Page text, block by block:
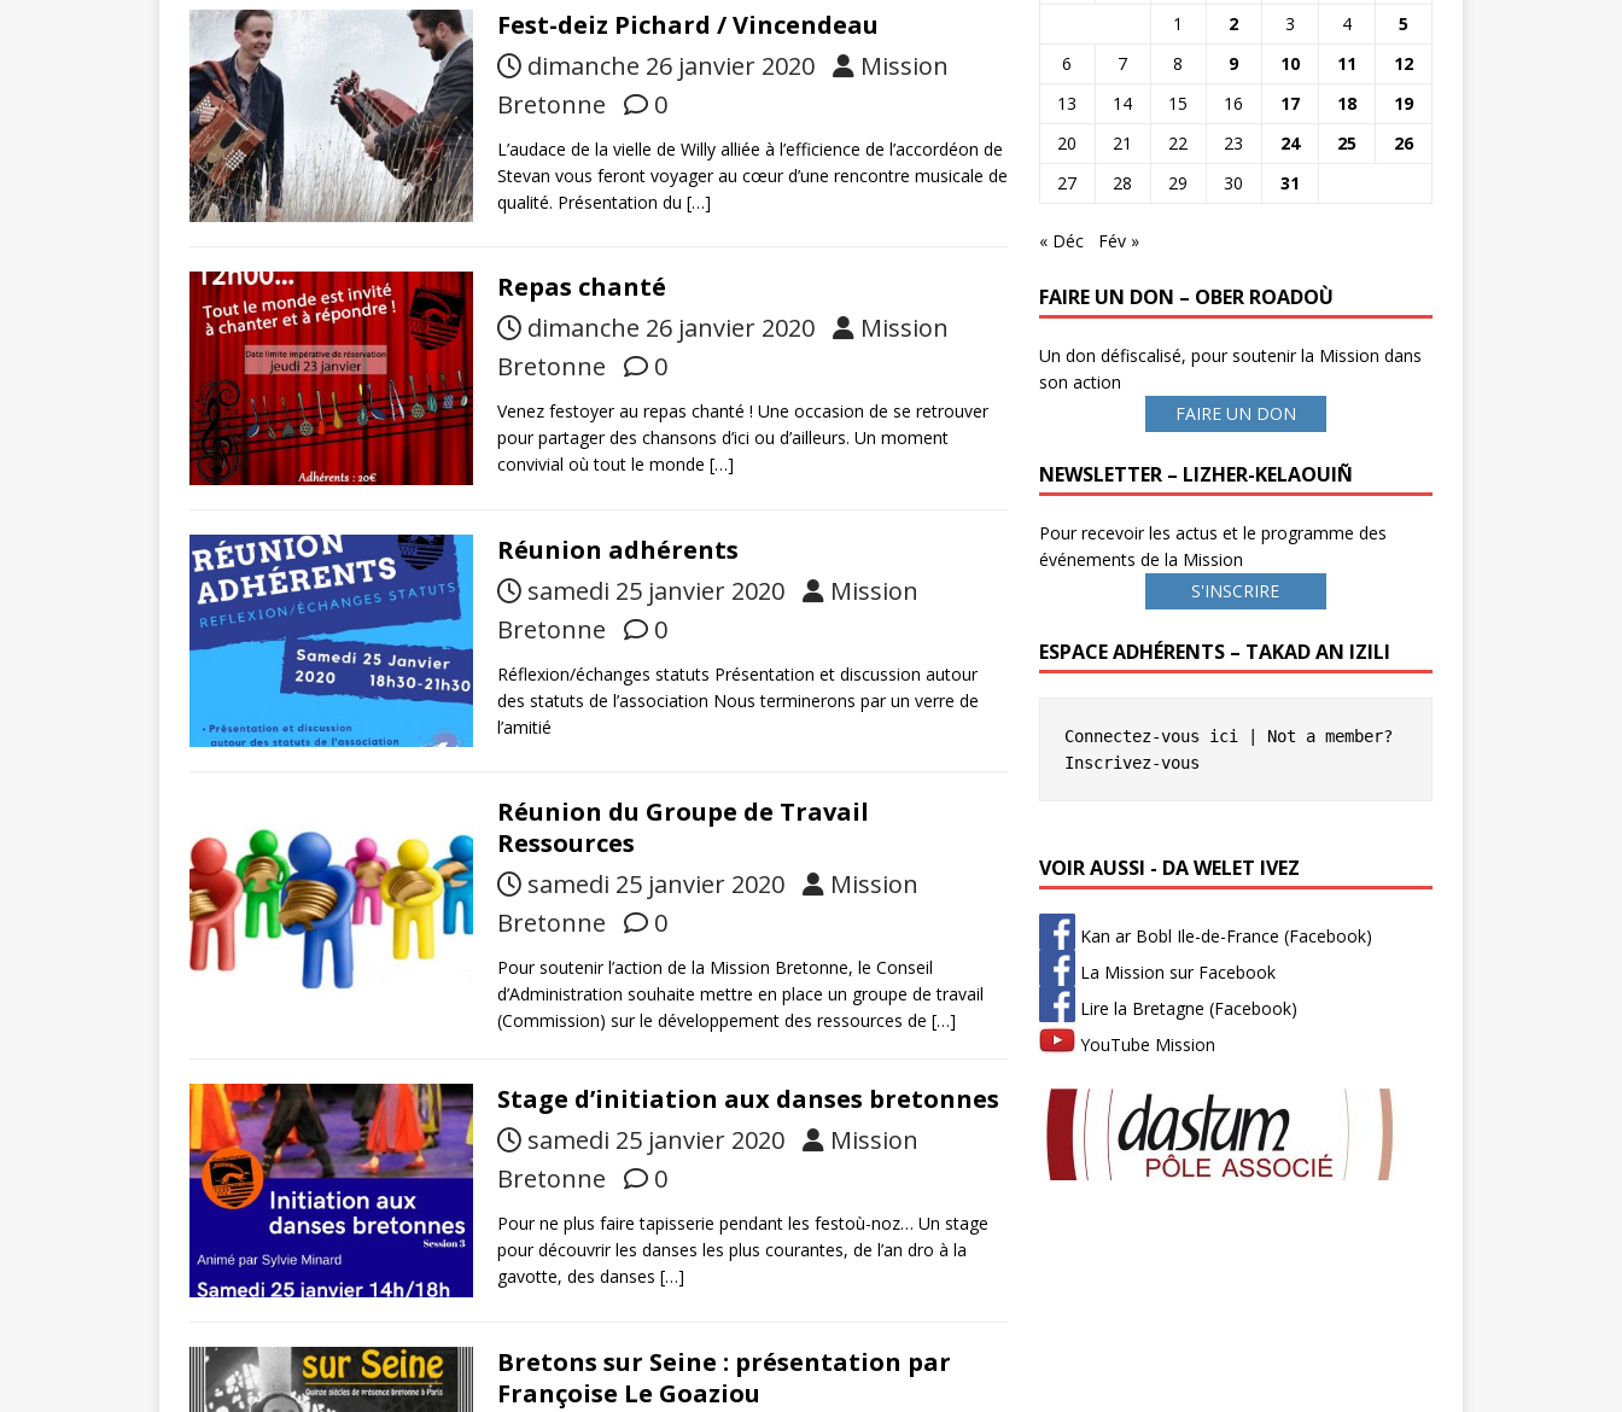
Fest-deiz Pichard / Vincendeau
dimanche 26 janvier 2020
Mission
Bretonne
0
L’audace de la vielle de Willy alliée à l’efficience de l’accordéon de
Stevan vous feront voyager au cœur d’une rencontre musicale de
qualité. Présentation du […]
Repas chanté
dimanche 26 janvier 2020
Mission
Bretonne
0
Venez festoyer au repas chanté ! Une occasion de se retrouver
pour partager des chansons d’ici ou d’ailleurs. Un moment
convivial où tout le monde […]
Réunion adhérents
samedi 25 janvier 2020
Mission
Bretonne
0
Réflexion/échanges statuts Présentation et discussion autour
des statuts de l’association Nous terminerons par un verre de
l’amitié
Réunion du Groupe de Travail
Ressources
samedi 25 janvier 2020
Mission
Bretonne
0
Pour soutenir l’action de la Mission Bretonne, le Conseil
d’Administration souhaite mettre en place un groupe de travail
(Commission) sur le développement des ressources de […]
Stage d’initiation aux danses bretonnes
samedi 25 janvier 2020
Mission
Bretonne
0
Pour ne plus faire tapisserie pendant les festoù-noz… Un stage
pour découvrir les danses les plus courantes, de l’an dro à la
gavotte, des danses […]
Bretons sur Seine : présentation par
Françoise Le Goaziou
1
2 3 4
5
6
7 8 9 10 11
12
13
14 15 16 17 18
19
20
21 22 23 24 25
26
27
28 29 30 31
« Déc Fév »
FAIRE UN DON – OBER ROADOÙ
Un don défiscalisé, pour soutenir la Mission dans
son action
FAIRE UN DON
NEWSLETTER – LIZHER-KELAOUIÑ
Pour recevoir les actus et le programme des
événements de la Mission
S'INSCRIRE
ESPACE ADHÉRENTS – TAKAD AN IZILI
Connectez-vous ici
Inscrivez-vous
VOIR AUSSI - DA WELET IVEZ
Kan ar Bobl Ile-de-France (Facebook)
La Mission sur Facebook
Lire la Bretagne (Facebook)
YouTube Mission